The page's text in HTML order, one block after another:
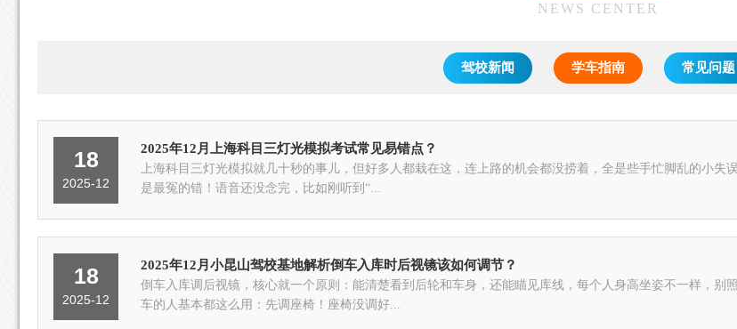
NEWS CENTER
驾校新闻 学车指南 常见问题
18
2025-12
2025年12月上海科目三灯光模拟考试常见易错点？
上海科目三灯光模拟就几十秒的事儿，但好多人都栽在这，连上路的机会都没捞着，全是些手忙脚乱的小失误
是最冤的错！语音还没念完，比如刚听到“...
18
2025-12
2025年12月小昆山驾校基地解析倒车入库时后视镜该如何调节？
倒车入库调后视镜，核心就一个原则：能清楚看到后轮和车身，还能瞄见库线，每个人身高坐姿不一样，
车的人基本都这么用：先调座椅！座椅没调好...